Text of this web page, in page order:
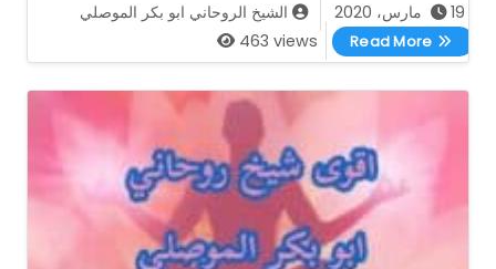
19 مارس، 2020
الشيخ الروحاني ابو بكر الموصلي
463 views
Read More
جلب الحبيب للزواج الشيخ الموصلي 00905315773815